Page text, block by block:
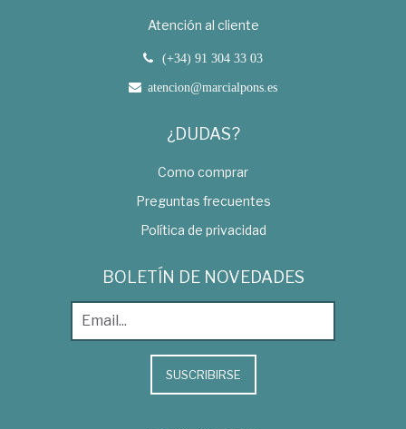
Atención al cliente
(+34) 91 304 33 03
atencion@marcialpons.es
¿DUDAS?
Como comprar
Preguntas frecuentes
Política de privacidad
BOLETÍN DE NOVEDADES
SUSCRIBIRSE